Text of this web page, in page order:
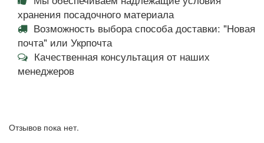
хранения посадочного материала
Возможность выбора способа доставки: "Новая
почта" или Укрпочта
Качественная консультация от наших
менеджеров
Отзывов пока нет.